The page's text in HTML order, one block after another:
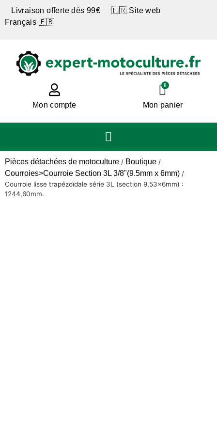
Livraison offerte dès 99€ 🇫🇷 Site web
Français 🇫🇷
Mon compte
0
Mon panier
Pièces détachées de motoculture / Boutique /
Courroies>Courroie Section 3L 3/8"(9.5mm x 6mm) /
Courroie lisse trapézoïdale série 3L (section 9,53x6mm) :
1244,60mm.